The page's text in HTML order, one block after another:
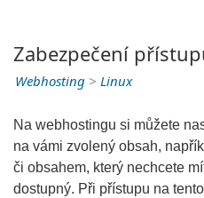
Zabezpečení
Webhosting > Linux
Na webhostingu si můžete
na vámi zvolený obsah,
či obsahem, který nechcete
dostupný. Při přístupu na